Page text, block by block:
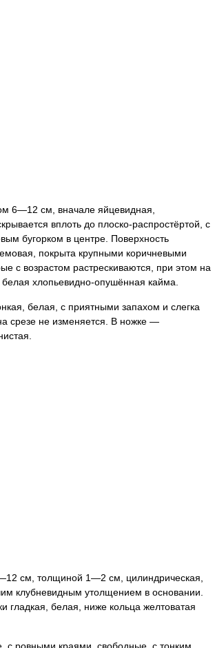
6—12 см, вначале яйцевидная,
вплоть до плоско-распростёртой, с
бугорком в центре. Поверхность
покрыта крупными коричневыми
с возрастом растрескиваются, при этом на
белая хлопьевидно-опушённая кайма.
белая, с приятными запахом и слегка
срезе не изменяется. В ножке —
см, толщиной 1—2 см, цилиндрическая,
клубневидным утолщением в основании.
гладкая, белая, ниже кольца желтоватая
с ровными краями, свободные, с тонким